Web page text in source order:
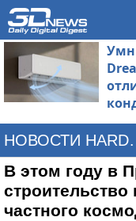
В этом году в
строительство
частного